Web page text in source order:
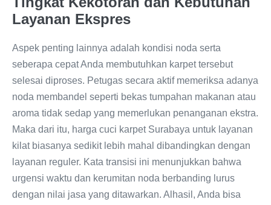
Layanan Ekspres
Aspek penting lainnya adalah kondisi noda serta
seberapa cepat Anda membutuhkan karpet tersebut
selesai diproses. Petugas secara aktif memeriksa adanya
noda membandel seperti bekas tumpahan makanan atau
aroma tidak sedap yang memerlukan penanganan ekstra.
Maka dari itu, harga cuci karpet Surabaya untuk layanan
kilat biasanya sedikit lebih mahal dibandingkan dengan
layanan reguler. Kata transisi ini menunjukkan bahwa
urgensi waktu dan kerumitan noda berbanding lurus
dengan nilai jasa yang ditawarkan. Alhasil, Anda bisa